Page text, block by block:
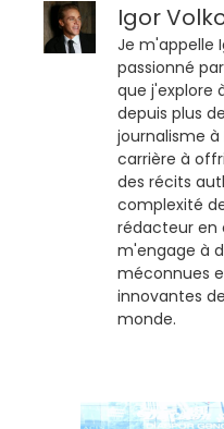
Igor
Je m'appelle
passionné
que j'explore
depuis plus
journalisme
carrière à
des récits
complexité
rédacteur en
m'engage à
méconnues
innovantes
monde.